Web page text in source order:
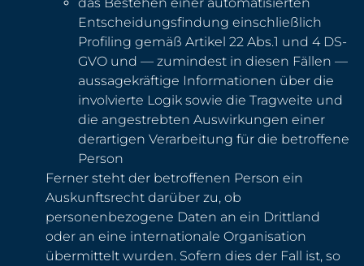
Entscheidungsfindung einschließlich
Profiling gemäß Artikel 22 Abs.1 und 4 DS-
GVO und — zumindest in diesen Fällen —
aussagekräftige Informationen über die
involvierte Logik sowie die Tragweite und
die angestrebten Auswirkungen einer
derartigen Verarbeitung für die betroffene
Person
Ferner steht der betroffenen Person ein
Auskunftsrecht darüber zu, ob
personenbezogene Daten an ein Drittland
oder an eine internationale Organisation
übermittelt wurden. Sofern dies der Fall ist, so